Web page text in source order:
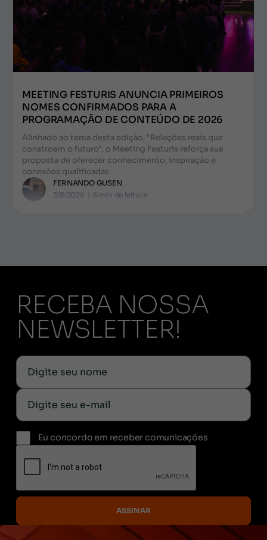
MEETING FESTURIS ANUNCIA PRIMEIROS
NOMES CONFIRMADOS PARA A
PROGRAMAÇÃO DE CONTEÚDO DE 2026
Alinhado ao tema desta edição, "Relações reais que
constroem o futuro", o Meeting Festuris reforça sua
proposta de oferecer conhecimento, inspiração e
conexões qualificadas
FERNANDO GUSEN
3/8/2026 | 6 min de leitura
RECEBA NOSSA
NEWSLETTER!
Eu concordo em receber comunicações